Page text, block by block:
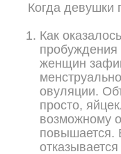
Когда девушки
Как
пробуждения
женщин
овуляции.
просто,
возможному
повышается.